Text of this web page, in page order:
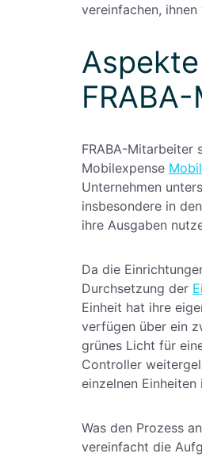
vereinfachen,
FRABA-Mitarbeiter
Mobilexpense
Unternehmen
insbesondere in
ihre Ausgaben
Da die
Durchsetzung der
Einheit hat ihre
verfügen über ein
grünes Licht für
Controller
einzelnen
Was den Prozess
vereinfacht die